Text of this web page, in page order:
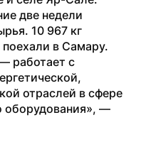
две недели
10 967 кг
в Самару.
работает с
отраслей в сфере